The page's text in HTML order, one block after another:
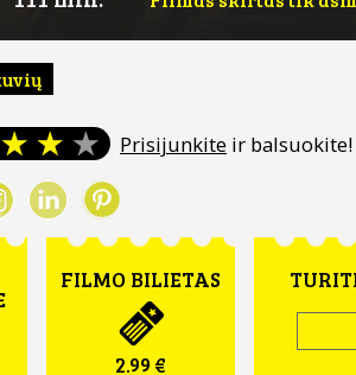
Prisijunkite ir balsuokite!
FILMO BILIETAS
2.99 €